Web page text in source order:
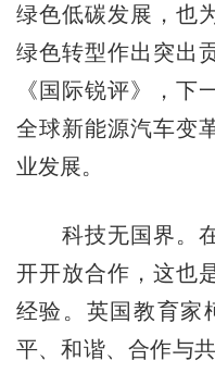
绿色低碳发展，也
绿色转型作出突出
《国际锐评》，下
全球新能源汽车变
业发展。
科技无国界。在
开开放合作，这也
经验。英国教育家
平、和谐、合作与